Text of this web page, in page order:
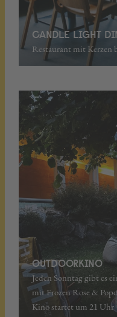
CANDLE LIGHT
Restaurant mit Kerzen
OUTDOORKINO
Jeden Sonntag gibt es
mit Frozen Rose &
Kino startet um 21 Uhr